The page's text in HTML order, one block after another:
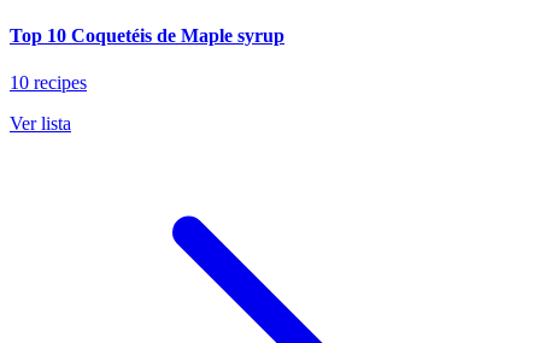
Top 10 Coquetéis de Maple syrup
10 recipes
Ver lista